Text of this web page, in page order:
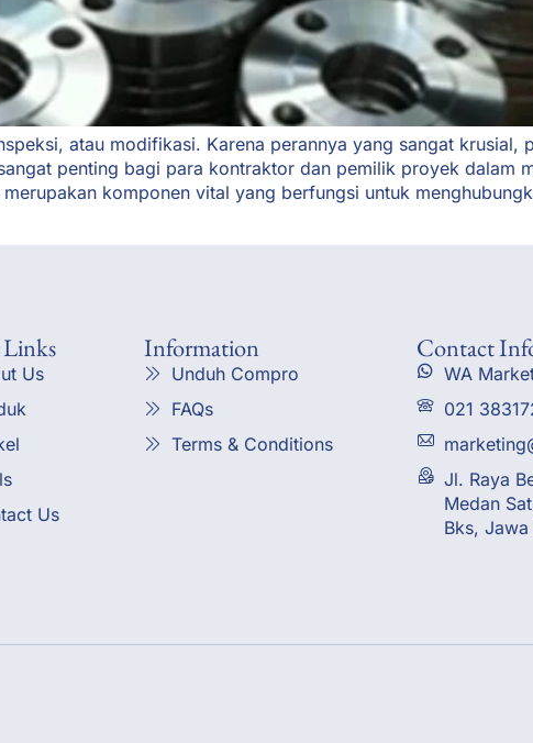
atau modifikasi. Karena perannya yang sangat krusial,
penting bagi para kontraktor dan pemilik proyek dalam
komponen vital yang berfungsi untuk
Us
Us
Information
Unduh Compro
FAQs
Terms & Conditions
Contact
WA
021
Jl. Raya
Medan
Bks, Jawa